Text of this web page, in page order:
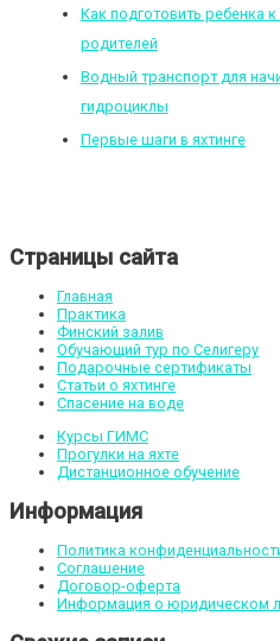
Как подготовить ребенка
родителей
Водный транспорт для
гидроциклы
Первые шаги в яхтинге
Страницы сайта
Главная
Практика
Финский залив
Обучающий тур по Селигеру
Подарочные сертификаты
Статьи о яхтинге
Спасение на воде
Курсы ГИМС
Прогулки на яхте
Дистанционное обучение
Информация
Политика
Соглашение
Договор-оферта
Информация о юридическом